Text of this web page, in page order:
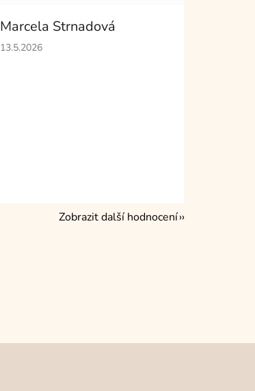
Marcela Strnadová
Hodnocení obchodu je 5 z 5 hvězdiček.
13.5.2026
Zobrazit další hodnocení